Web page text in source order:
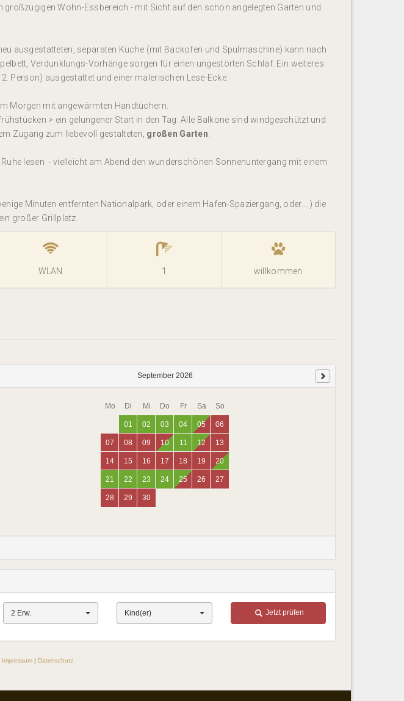
großzügigen Wohn-Essbereich - mit Sicht auf den schön angelegten Garten und
ausgestatteten, separaten Küche (mit Backofen und Spülmaschine) kann nach
Verdunklungs-Vorhänge sorgen für einen ungestörten Schlaf. Ein weiteres
Person) ausgestattet und einer malerischen Lese-Ecke.
Morgen mit angewärmten Handtüchern.
> ein gelungener Start in den Tag. Alle Balkone sind windgeschützt und
Zugang zum liebevoll gestalteten, großen Garten
lesen - vielleicht am Abend den wunderschönen Sonnenuntergang mit einem
Minuten entfernten Nationalpark, oder einem Hafen-Spaziergang, oder....) die
großer Grillplatz.
WLAN 1 willkommen